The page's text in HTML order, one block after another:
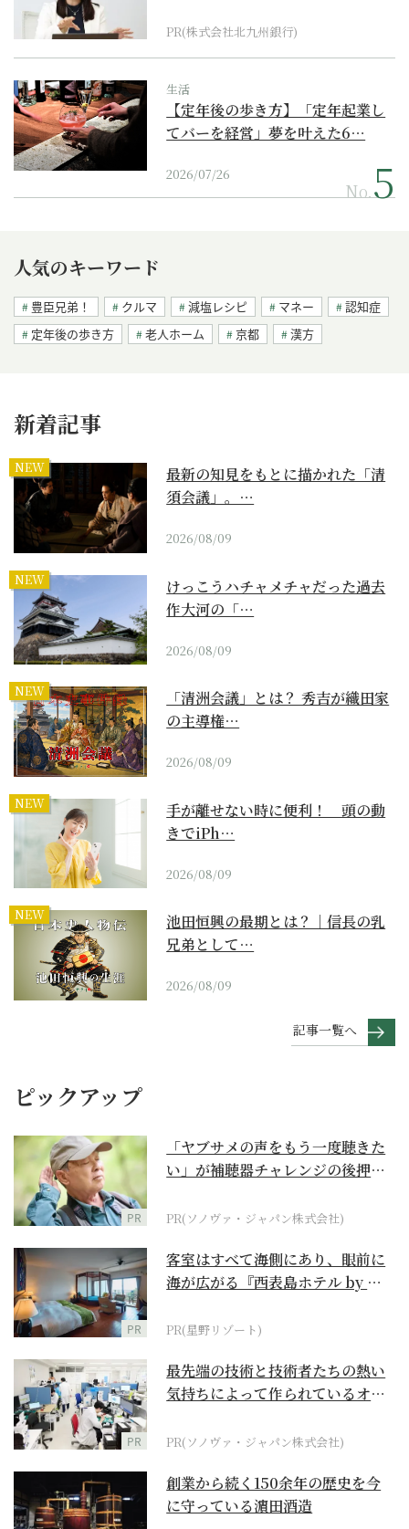
PR(株式会社北九州銀行)
生活
【定年後の歩き方】「定年起業し
てバーを経営」夢を叶えた6…
2026/07/26
No.
人気のキーワード
豊臣兄弟！ クルマ 減塩レシピ マネー
認知症
定年後の歩き方
老人ホーム 京都 漢方
新着記事
NEW
最新の知見をもとに描かれた「清
須会議」。…
2026/08/09
NEW
けっこうハチャメチャだった過去
作大河の「…
2026/08/09
NEW
「清洲会議」とは？ 秀吉が織田家
の主導権…
2026/08/09
NEW
手が離せない時に便利！ 頭の動
きでiPh…
2026/08/09
NEW
池田恒興の最期とは？｜信長の乳
兄弟として…
2026/08/09
記事一覧へ
ピックアップ
PR
「ヤブサメの声をもう一度聴きた
い」が補聴器チャレンジの後押し
PR(ソノヴァ・ジャパン株式会社)
PR
客室はすべて海側にあり、眼前に
海が広がる『西表島ホテル by 星
PR(星野リゾート)
PR
最先端の技術と技術者たちの熱い
気持ちによって作られているオー
PR(ソノヴァ・ジャパン株式会社)
創業から続く150余年の歴史を今
に守っている濵田酒造